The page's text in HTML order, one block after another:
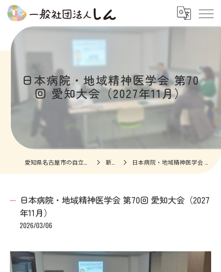
日本病院・地域精神医学会 第70
回 愛知大会（2027年11月）
新着情報 日本病院・地域精神医学会 第70回 愛知大会（2027年11月）
日本病院・地域精神医学会 第70回 愛知大会（2027
年11月）
2026/03/06